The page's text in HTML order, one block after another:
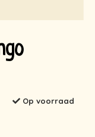
Op voorraad